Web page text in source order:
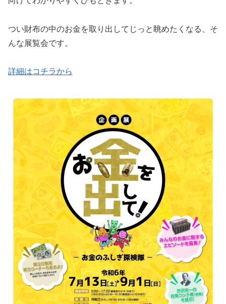
つい財布の中のお金を取り出してじっと眺めたくなる、そ
んな展覧会です。
詳細はコチラから